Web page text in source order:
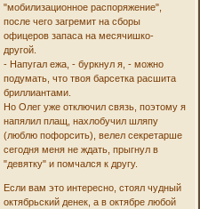
"мобилизационное распоряжение",
после чего загремит на сборы
офицеров запаса на месячишко-
другой.
- Напугал ежа, - буркнул я, - можно
подумать, что твоя барсетка расшита
бриллиантами.
Но Олег уже отключил связь, поэтому я
напялил плащ, нахлобучил шляпу
(люблю пофорсить), велел секретарше
сегодня меня не ждать, прыгнул в
"девятку" и помчался к другу.
Если вам это интересно, стоял чудный
октябрьский денек, а в октябре любой